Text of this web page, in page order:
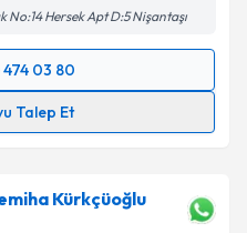
No:14 Hersek Apt D:5 Nişantaşı
03 80
Talep Et
e-posta ile
Kürkçüoğlu